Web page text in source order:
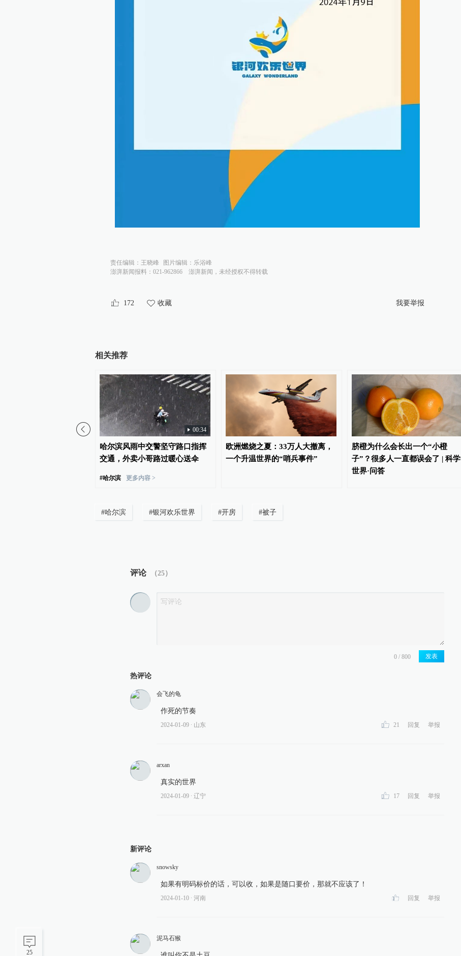
25
责任编辑： 王晓峰 图片编辑： 乐浴峰
澎湃新闻报料：021-962866
澎湃新闻，未经授权不得转载
172 收藏 我要举报
相关推荐
00:34
哈尔滨风雨中交警坚守路口指挥
交通，外卖小哥路过暖心送伞
#哈尔滨 更多内容 >
欧洲燃烧之夏：33万人大撤离，
一个升温世界的“哨兵事件”
脐橙为什么会长出一个“小橙
子”？很多人一直都误会了 | 科学
世界·问答
#哈尔滨 #银河欢乐世界 #开房 #被子
评论 （25）
发表
热评论
会飞的龟
作死的节奏
2024-01-09 ∙ 山东 21 回复 举报
arxan
真实的世界
2024-01-09 ∙ 辽宁 17 回复 举报
新评论
snowsky
如果有明码标价的话，可以收，如果是随口要价，那就不应该了！
2024-01-10 ∙ 河南 回复 举报
泥马石猴